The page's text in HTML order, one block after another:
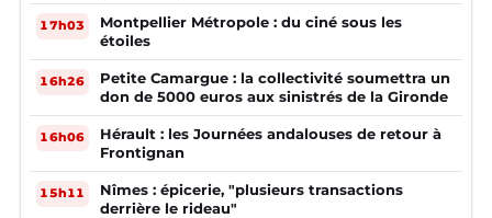
17h03
Montpellier Métropole : du ciné sous les
étoiles
16h26
Petite Camargue : la collectivité soumettra un
don de 5000 euros aux sinistrés de la Gironde
16h06
Hérault : les Journées andalouses de retour à
Frontignan
15h11
Nîmes : épicerie, "plusieurs transactions
derrière le rideau"